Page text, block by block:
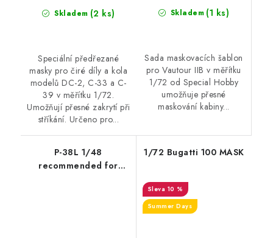
Skladem (2 ks)
Speciální předřezané
masky pro čiré díly a kola
modelů DC-2, C-33 a C-
39 v měřítku 1/72.
Umožňují přesné zakrytí při
stříkání. Určeno pro...
Skladem (1 ks)
Sada maskovacích šablon
pro Vautour IIB v měřítku
1/72 od Special Hobby
umožňuje přesné
maskování kabiny...
P-38L 1/48
recommended for
1/72 Bugatti 100 MASK
10 %
Summer Days